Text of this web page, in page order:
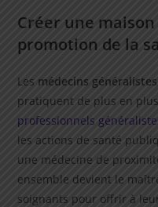
Créer une
promotion de la
Les médecins
pratiquent de plus en
professionnels
les actions de santé
une médecine de
ensemble devient le
soignants pour offrir à